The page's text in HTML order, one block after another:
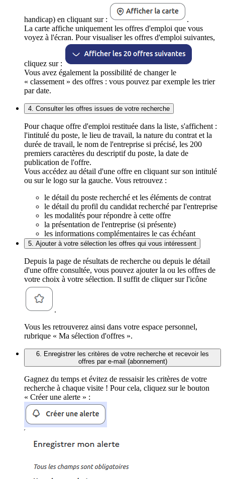
handicap) en cliquant sur :
.
La carte affiche uniquement les offres d'emploi que vous
voyez à l'écran. Pour visualiser les offres d'emploi suivantes,
cliquez sur :
Vous avez également la possibilité de changer le
« classement » des offres : vous pouvez par exemple les trier
par date.
4. Consulter les offres issues de votre recherche
Pour chaque offre d'emploi restituée dans la liste, s'affichent :
l'intitulé du poste, le lieu de travail, la nature du contrat et la
durée de travail, le nom de l'entreprise si précisé, les 200
premiers caractères du descriptif du poste, la date de
publication de l'offre.
Vous accédez au détail d'une offre en cliquant sur son intitulé
ou sur le logo sur la gauche. Vous retrouvez :
le détail du poste recherché et les éléments de contrat
le détail du profil du candidat recherché par l'entreprise
les modalités pour répondre à cette offre
la présentation de l'entreprise (si présente)
les informations complémentaires le cas échéant
5. Ajouter à votre sélection les offres qui vous intéressent
Depuis la page de résultats de recherche ou depuis le détail
d'une offre consultée, vous pouvez ajouter la ou les offres de
votre choix à votre sélection. Il suffit de cliquer sur l'icône
.
Vous les retrouverez ainsi dans votre espace personnel,
rubrique « Ma sélection d'offres ».
6. Enregistrer les critères de votre recherche et recevoir les
offres par e-mail (abonnement)
Gagnez du temps et évitez de ressaisir les critères de votre
recherche à chaque visite ! Pour cela, cliquez sur le bouton
« Créer une alerte » :